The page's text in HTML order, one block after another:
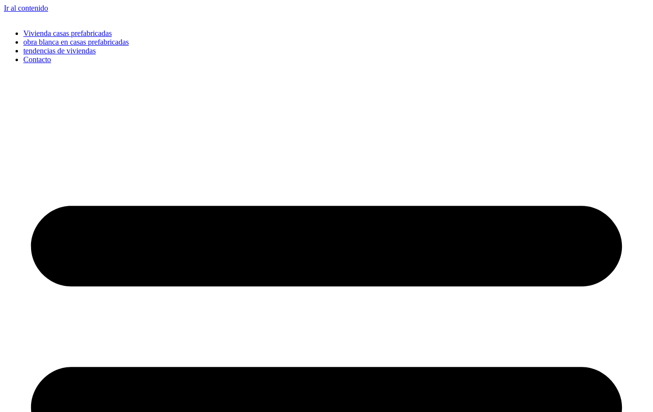
Ir al contenido
Vivienda casas prefabricadas
obra blanca en casas prefabricadas
tendencias de viviendas
Contacto